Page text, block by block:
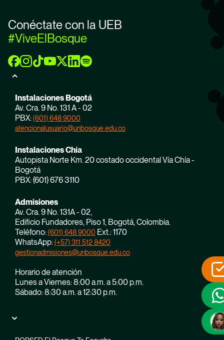
Conéctate con la UEB
#ViveElBosque
Instalaciones Bogotá
Av. Cra. 9 No. 131 A - 02
PBX:(601) 648 9000
atencionalusuario@unbosque.edu.co
Instalaciones Chía
Autopista Norte Km. 20 costado occidental Vía Chía -
Bogotá
PBX: (601) 676 3110
Admisiones
Av. Cra. 9 No. 131A - 02,
Edificio Fundadores, Piso 1, Bogotá, Colombia.
Teléfono:(601) 648 9000 Ext.: 1170
WhatsApp:(+57) 311 512 8420
gestionadmisiones@unbosque.edu.co
Horario de atención
Lunes a Viernes: 8:00 a.m. a 5:00 p.m.
Sábado: 8:30 a.m. a 12:30 p.m.